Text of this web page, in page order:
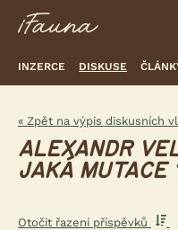
INZERCE DISKUSE
« Zpět na výpis diskusních
ALEXANDR
JAKÁ MUTACE
Otočit řazení příspěvků